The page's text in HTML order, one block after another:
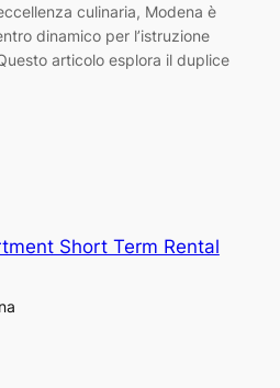
culinaria, Modena è
dinamico per l’istruzione
articolo esplora il duplice
Short Term Rental